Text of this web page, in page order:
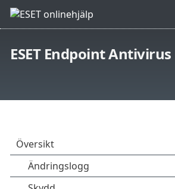
ESET Endpoint Antivirus